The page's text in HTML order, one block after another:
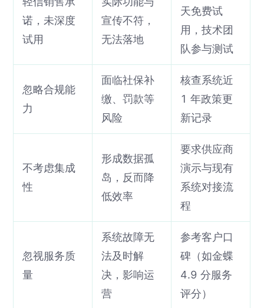
诺，未深度
试用
宣传不符，
无法落地
天免费试
用，技术团
队参与测试
忽略合规能
力
面临社保补
缴、罚款等
风险
核查系统近
1 年政策更
新记录
不考虑集成
性
形成数据孤
岛，反而降
低效率
要求供应商
演示与现有
系统对接流
程
忽视服务质
量
系统故障无
法及时解
决，影响运
营
参考客户口
碑（如金蝶
4.9 分服务
评分）